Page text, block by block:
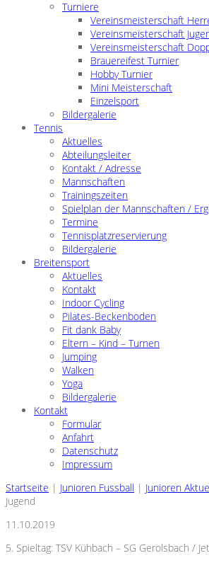
Turniere
Vereinsmeisterschaft
Vereinsmeisterschaft
Vereinsmeisterschaft
Brauereifest Turnier
Hobby Turnier
Mini Meisterschaft
Einzelsport
Bildergalerie
Tennis
Aktuelles
Abteilungsleiter
Kontakt / Adresse
Mannschaften
Trainingszeiten
Spielplan der Mannschaften /
Termine
Tennisplatzreservierung
Bildergalerie
Breitensport
Aktuelles
Kontakt
Indoor Cycling
Pilates-Beckenboden
Fit dank Baby
Eltern – Kind – Turnen
Jumping
Walken
Yoga
Bildergalerie
Kontakt
Formular
Anfahrt
Datenschutz
Impressum
Startseite | Junioren Fussball | Junioren
Jugend
11.10.2019
5. Spieltag: TSV Kühbach – SG Gerolsbach /